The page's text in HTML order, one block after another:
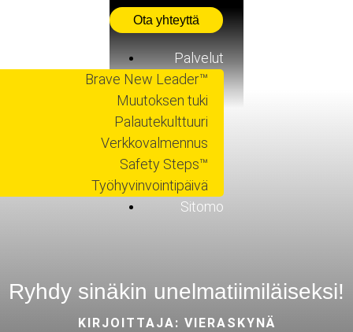
Palvelut
Brave New Leader™
Muutoksen tuki
Palautekulttuuri
Verkkovalmennus
Safety Steps™
Työhyvinvointipäivä
Johtajuus ja
kulttuuri
Asiakkaat
Blog
Webinaarit
Oppaat
Sitomo
Ota yhteyttä
Ryhdy sinäkin unelmatiimiläiseksi!
KIRJOITTAJA: VIERASKYNÄ